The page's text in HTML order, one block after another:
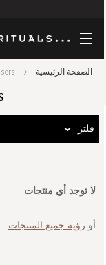
الصفحة الرئيسية
فلتر
لا توجد أي منتجات
أو رؤية جميع المنتجات